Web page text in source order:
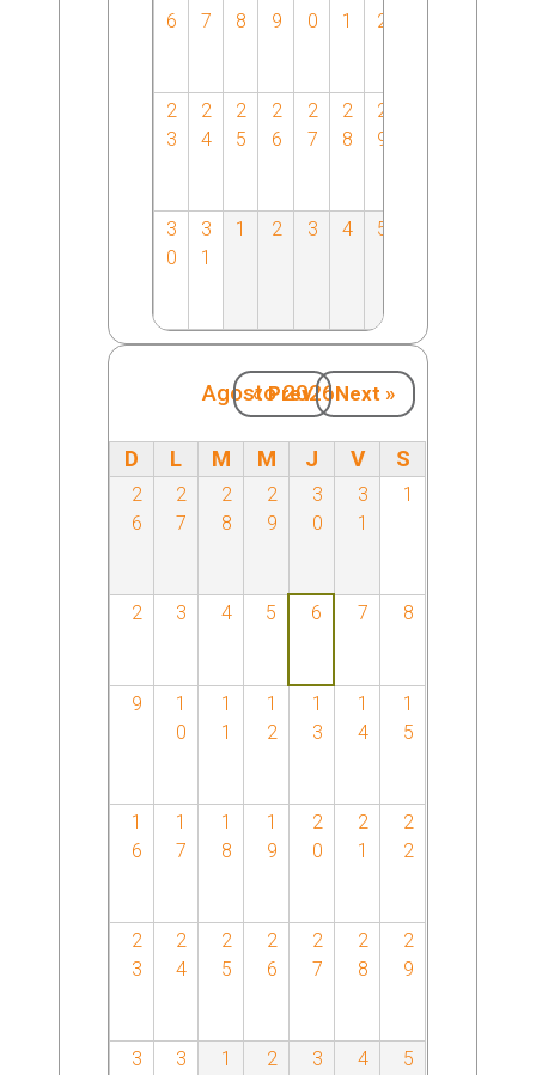
6
7
8
9
0
1
2
2
3
2
4
2
5
2
6
2
7
2
8
2
9
3
0
3
1
1 2 3 4 5
Agosto 2026
« Prev Next »
D L M M J V S
2
6
2
7
2
8
2
9
3
0
3
1
1
2 3 4 5 6 7 8
9
1
0
1
1
1
2
1
3
1
4
1
5
1
6
1
7
1
8
1
9
2
0
2
1
2
2
2
3
2
4
2
5
2
6
2
7
2
8
2
9
3
3
1 2 3 4 5